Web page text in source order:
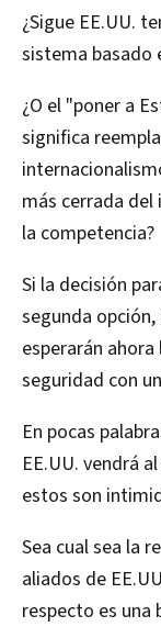
¿Sigue EE.UU.
sistema basado
¿O el "poner a
significa
más cerrada del
la competencia?
Si la decisión
segunda opción,
esperarán
seguridad con
En pocas
EE.UU. vendrá
estos son
Sea cual sea la
aliados de
respecto es una